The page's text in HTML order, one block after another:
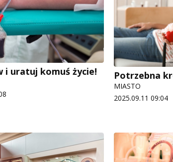
i uratuj komuś życie! Potrzebna
MIASTO
2025.09.11 09:04